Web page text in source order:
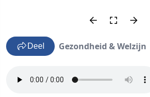
Deel Gezondheid & Welzijn